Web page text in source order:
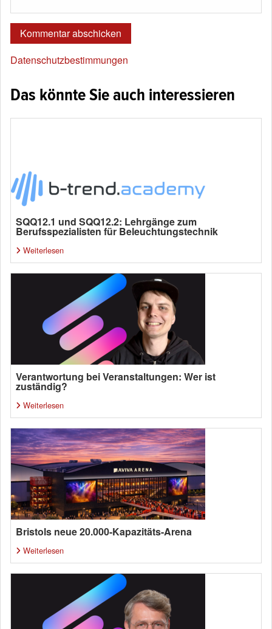
Datenschutzbestimmungen
Das könnte Sie auch interessieren
SQQ12.1 und SQQ12.2: Lehrgänge zum
Berufsspezialisten für Beleuchtungstechnik
Weiterlesen
Verantwortung bei Veranstaltungen: Wer ist
zuständig?
Weiterlesen
Bristols neue 20.000-Kapazitäts-Arena
Weiterlesen